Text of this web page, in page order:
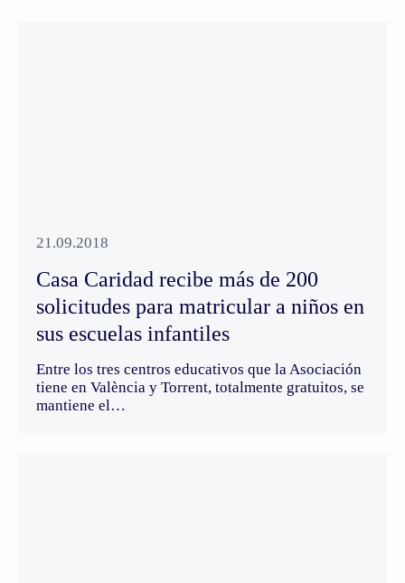
21.09.2018
Casa Caridad recibe más de 200
solicitudes para matricular a niños en
sus escuelas infantiles
Entre los tres centros educativos que la Asociación
tiene en València y Torrent, totalmente gratuitos, se
mantiene el…